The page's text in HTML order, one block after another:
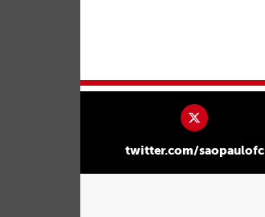
twitter.com/saopaulofc